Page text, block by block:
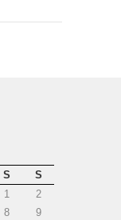
S
S
1
2
8
9